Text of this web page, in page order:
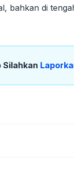
bahkan di